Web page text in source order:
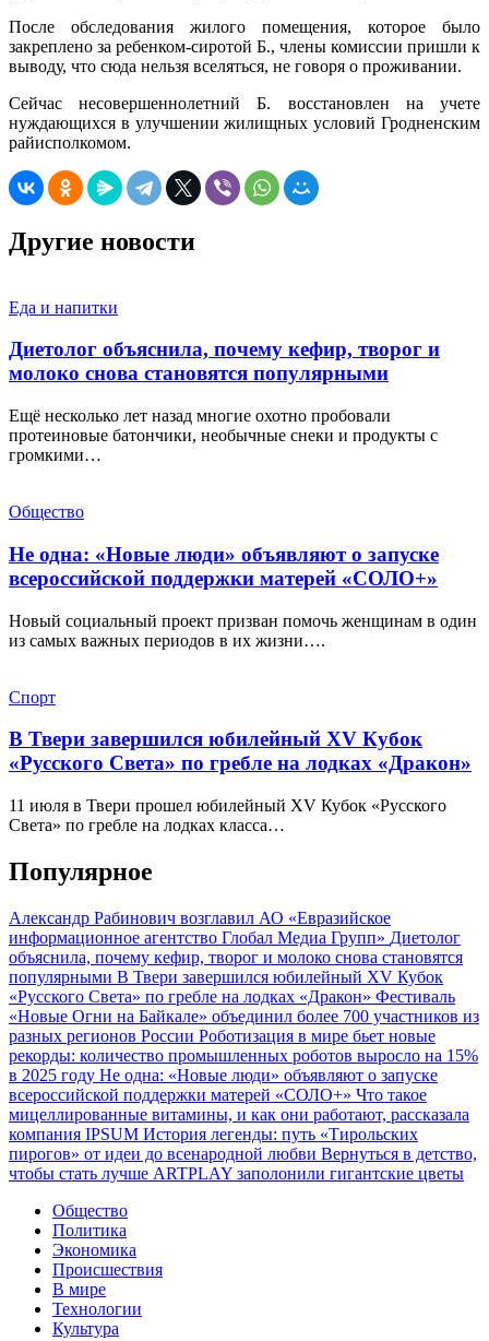
После обследования жилого помещения, которое было
закреплено за ребенком-сиротой Б., члены комиссии пришли к
выводу, что сюда нельзя вселяться, не говоря о проживании.
Сейчас несовершеннолетний Б. восстановлен на учете
нуждающихся в улучшении жилищных условий Гродненским
райисполкомом.
Другие новости
Еда и напитки
Диетолог объяснила, почему кефир, творог и
молоко снова становятся популярными
Ещё несколько лет назад многие охотно пробовали
протеиновые батончики, необычные снеки и продукты с
громкими…
Общество
Не одна: «Новые люди» объявляют о запуске
всероссийской поддержки матерей «СОЛО+»
Новый социальный проект призван помочь женщинам в один
из самых важных периодов в их жизни….
Спорт
В Твери завершился юбилейный XV Кубок
«Русского Света» по гребле на лодках «Дракон»
11 июля в Твери прошел юбилейный XV Кубок «Русского
Света» по гребле на лодках класса…
Популярное
Александр Рабинович возглавил АО «Евразийское
информационное агентство Глобал Медиа Групп» Диетолог
объяснила, почему кефир, творог и молоко снова становятся
популярными В Твери завершился юбилейный XV Кубок
«Русского Света» по гребле на лодках «Дракон» Фестиваль
«Новые Огни на Байкале» объединил более 700 участников из
разных регионов России Роботизация в мире бьет новые
рекорды: количество промышленных роботов выросло на 15%
в 2025 году Не одна: «Новые люди» объявляют о запуске
всероссийской поддержки матерей «СОЛО+» Что такое
мицеллированные витамины, и как они работают, рассказала
компания IPSUM История легенды: путь «Тирольских
пирогов» от идеи до всенародной любви Вернуться в детство,
чтобы стать лучше ARTPLAY заполонили гигантские цветы
Общество
Политика
Экономика
Происшествия
В мире
Технологии
Культура